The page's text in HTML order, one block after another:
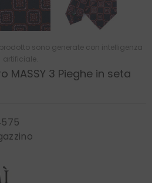
sono generate con intelligenza
artificiale.
3 Pieghe in seta